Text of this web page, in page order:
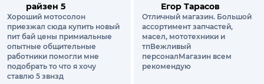
райзен 5
Хороший мотосолон
приезжал сюда купить новый
пит бай цены примиальные
опытные общительные
работники помогли мне
подобрать то что я хочу
ставлю 5 звнзд
Егор Тарасов
Отличный магазин. Большой
ассортимент запчастей,
масел, мототехники и
тпВежливый
персоналМагазин всем
рекомендую